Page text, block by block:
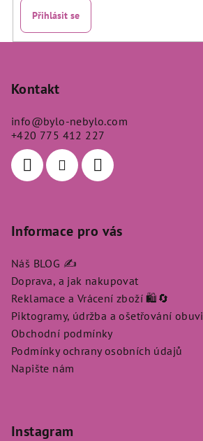
Přihlásit se
Kontakt
info@bylo-nebylo.com
+420 775 412 227
Informace pro vás
Náš BLOG ✍️
Doprava, a jak nakupovat
Reklamace a Vrácení zboží 🛍️🔄
Piktogramy, údržba a ošetřování obuvi
Obchodní podmínky
Podmínky ochrany osobních údajů
Napište nám
Instagram